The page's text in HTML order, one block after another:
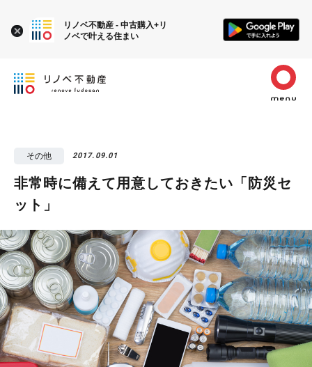
その他 2017.09.01
非常時に備えて用意しておきたい「防災セ
ット」
リノベ不動産 - 中古購入+リ
ノベで叶える住まい